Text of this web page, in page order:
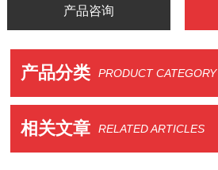
产品咨询
产品分类 PRODUCT CATEGORY
相关文章 RELATED ARTICLES